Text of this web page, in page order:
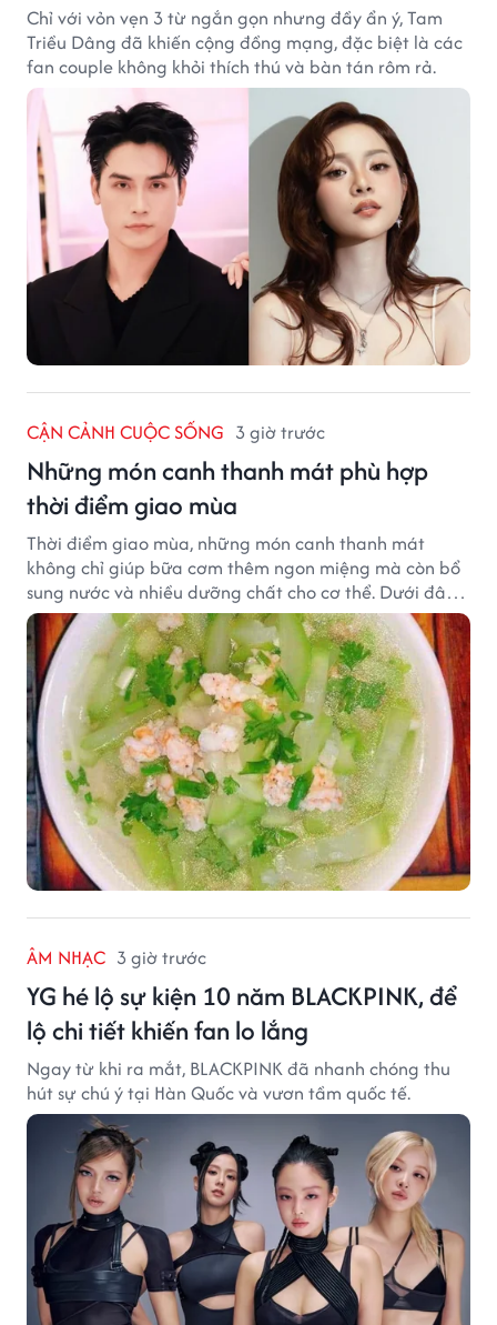
Chỉ với vỏn vẹn 3 từ ngắn gọn nhưng đầy ẩn ý, Tam
Triều Dâng đã khiến cộng đồng mạng, đặc biệt là các
fan couple không khỏi thích thú và bàn tán rôm rả.
CẬN CẢNH CUỘC SỐNG 3 giờ trước
Những món canh thanh mát phù hợp
thời điểm giao mùa
Thời điểm giao mùa, những món canh thanh mát
không chỉ giúp bữa cơm thêm ngon miệng mà còn bổ
sung nước và nhiều dưỡng chất cho cơ thể. Dưới đây
là một số món canh đơn giản, dễ nấu, phù hợp cho cả
gia đình.
ÂM NHẠC 3 giờ trước
YG hé lộ sự kiện 10 năm BLACKPINK, để
lộ chi tiết khiến fan lo lắng
Ngay từ khi ra mắt, BLACKPINK đã nhanh chóng thu
hút sự chú ý tại Hàn Quốc và vươn tầm quốc tế.